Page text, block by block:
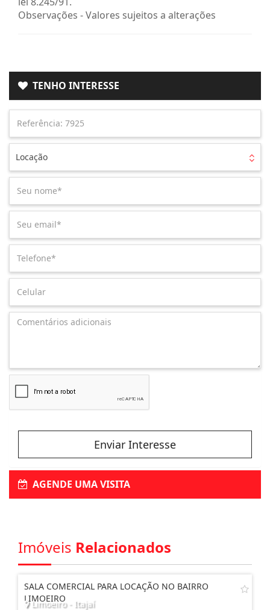
Observações - Valores sujeitos a alterações
TENHO INTERESSE
Locação
Enviar Interesse
AGENDE UMA VISITA
Imóveis Relacionados
SALA COMERCIAL PARA LOCAÇÃO NO BAIRRO
LIMOEIRO
Limoeiro - Itajaí